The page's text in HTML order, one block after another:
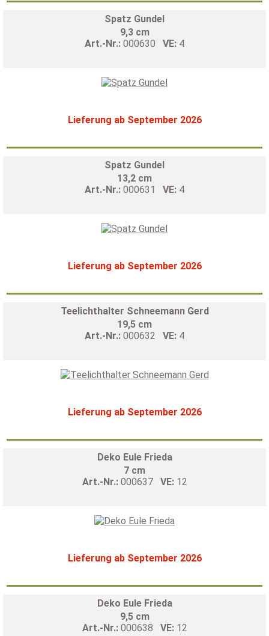
Spatz Gundel
9,3 cm
Art.-Nr.: 000630 VE: 4
Lieferung ab September 2026
Spatz Gundel
13,2 cm
Art.-Nr.: 000631 VE: 4
Lieferung ab September 2026
Teelichthalter Schneemann Gerd
19,5 cm
Art.-Nr.: 000632 VE: 4
Lieferung ab September 2026
Deko Eule Frieda
7 cm
Art.-Nr.: 000637 VE: 12
Lieferung ab September 2026
Deko Eule Frieda
9,5 cm
Art.-Nr.: 000638 VE: 12